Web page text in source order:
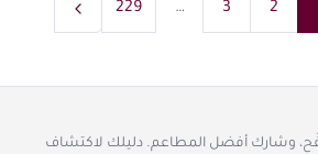
2
3
…
229
وشارك أفضل المطاعم. دليلك لاكتشاف